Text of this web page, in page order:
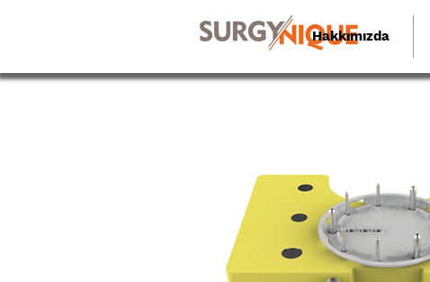
Hakkımızda